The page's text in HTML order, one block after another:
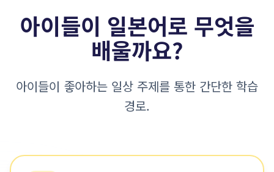
아이들이 일본어로 무엇을
배울까요?
아이들이 좋아하는 일상 주제를 통한 간단한 학습
경로.